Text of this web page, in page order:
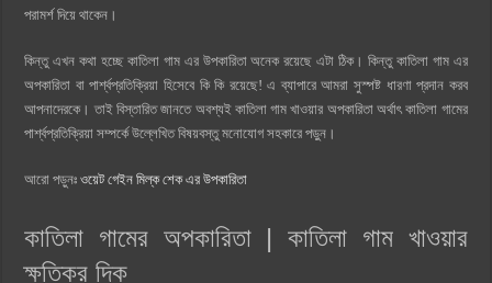
পরামর্শ দিয়ে থাকেন।
কিন্তু এখন কথা হচ্ছে কাতিলা গাম এর উপকারিতা অনেক রয়েছে এটা ঠিক। কিন্তু কাতিলা গাম এর
অপকারিতা বা পার্শ্বপ্রতিক্রিয়া হিসেবে কি কি রয়েছে! এ ব্যাপারে আমরা সুস্পষ্ট ধারণা প্রদান করব
আপনাদেরকে। তাই বিস্তারিত জানতে অবশ্যই কাতিলা গাম খাওয়ার অপকারিতা অর্থাৎ কাতিলা গামের
পার্শ্বপ্রতিক্রিয়া সম্পর্কে উল্লেখিত বিষয়বস্তু মনোযোগ সহকারে পড়ুন।
আরো পড়ুনঃওয়েট গেইন মিল্ক শেক এর উপকারিতা
কাতিলা গামের অপকারিতা | কাতিলা গাম খাওয়ার
ক্ষতিকর দিক